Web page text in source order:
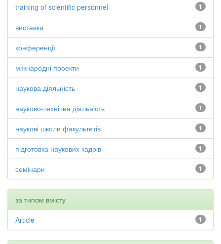
1
training of scientific personnel
1
виставки
1
конференції
1
міжнародні проекти
1
наукова діяльність
1
науково-технічна діяльність
1
наукові школи факультетів
1
підготовка наукових кадрів
1
семінари
за типом вмісту
1
Article